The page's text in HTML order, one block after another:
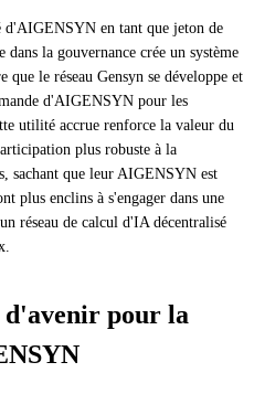
en tant que jeton de
dans la gouvernance crée un système
le réseau Gensyn se développe et
d'AIGENSYN pour les
utilité accrue renforce la valeur du
plus robuste à la
sachant que leur AIGENSYN est
plus enclins à s'engager dans une
réseau de calcul d'IA décentralisé
d'avenir pour la